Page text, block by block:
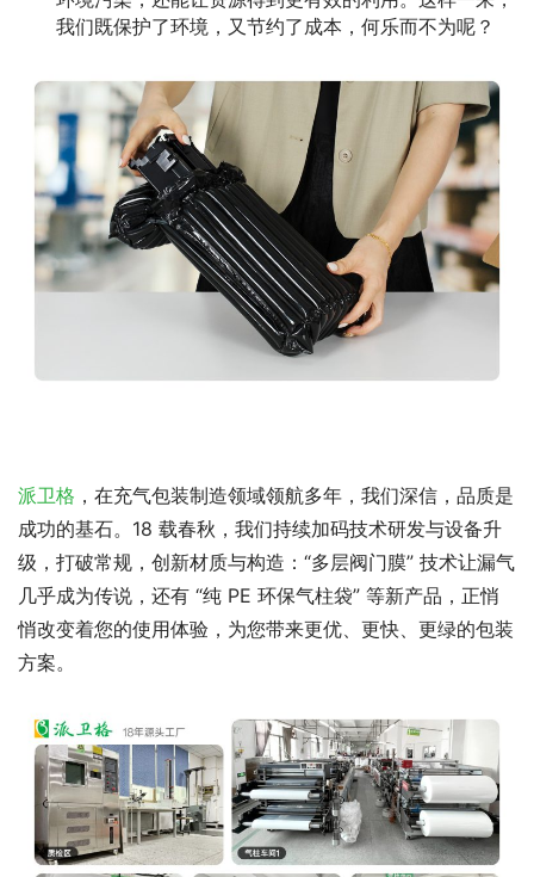
我们既保护了环境，又节约了成本，何乐而不为呢？
派卫格 ，在充气包装制造领域领航多年，我们深信，品质是
成功的基石。18 载春秋，我们持续加码技术研发与设备升
级，打破常规，创新材质与构造：“多层阀门膜” 技术让漏气
几乎成为传说，还有 “纯 PE 环保气柱袋” 等新产品，正悄
悄改变着您的使用体验，为您带来更优、更快、更绿的包装
方案。